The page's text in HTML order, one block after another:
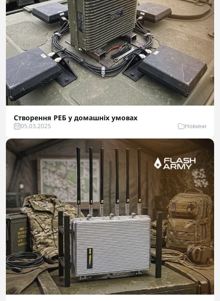
Створення РЕБ у домашніх умовах
05.03.2025 Новини